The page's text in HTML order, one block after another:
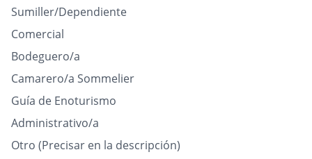
Sumiller/Dependiente
Comercial
Bodeguero/a
Camarero/a Sommelier
Guía de Enoturismo
Administrativo/a
Otro (Precisar en la descripción)